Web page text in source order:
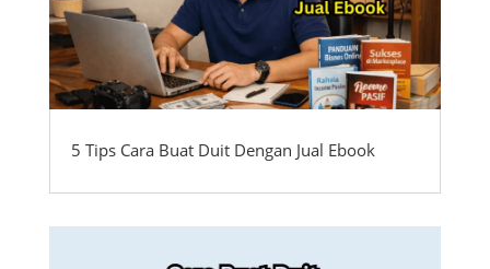
5 Tips Cara Buat Duit Dengan Jual Ebook